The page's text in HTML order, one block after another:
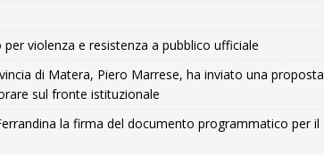
violenza e resistenza a pubblico ufficiale
di Matera, Piero Marrese, ha inviato una proposta
sul fronte istituzionale
la firma del documento programmatico per il